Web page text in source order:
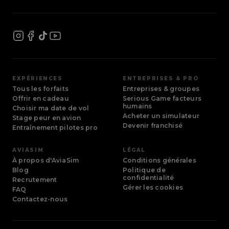
EXPÉRIENCES
Tous les forfaits
Offrir en cadeau
Choisir ma date de vol
Stage peur en avion
Entraînement pilotes pro
ENTREPRISES & PRO
Entreprises & groupes
Serious Game facteurs
humains
Acheter un simulateur
Devenir franchisé
AVIASIM
À propos d'AviaSim
Blog
Recrutement
FAQ
Contactez-nous
LÉGAL
Conditions générales
Politique de
confidentialité
Gérer les cookies